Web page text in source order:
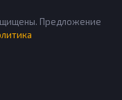
Предложение